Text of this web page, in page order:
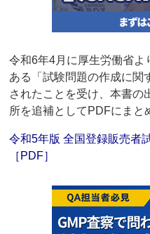
令和6年4月に厚生労働省
ある「試験問題の作成に関
されたことを受け、本書の
所を追補としてPDFにまと
令和5年版 全国登録販売
［PDF］